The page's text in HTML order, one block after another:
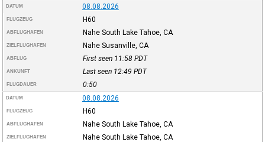
DATUM 08.08.2026
FLUGZEUG H60
ABFLUGHAFEN Nahe South Lake Tahoe, CA
ZIELFLUGHAFEN Nahe Susanville, CA
ABFLUG First seen 11:58 PDT
ANKUNFT Last seen 12:49 PDT
FLUGDAUER 0:50
DATUM 08.08.2026
FLUGZEUG H60
ABFLUGHAFEN Nahe South Lake Tahoe, CA
ZIELFLUGHAFEN Nahe South Lake Tahoe, CA